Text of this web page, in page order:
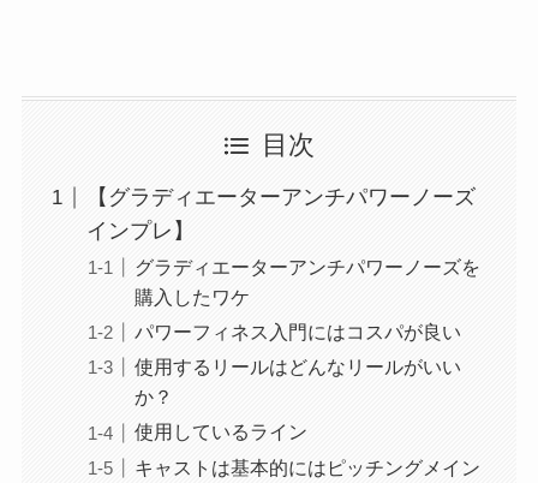
目次
【グラディエーターアンチパワーノーズ
インプレ】
グラディエーターアンチパワーノーズを
購入したワケ
パワーフィネス入門にはコスパが良い
使用するリールはどんなリールがいい
か？
使用しているライン
キャストは基本的にはピッチングメイン